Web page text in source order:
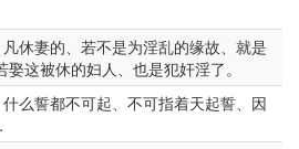
休妻的、若不是为淫乱的缘故、就是
这被休的妇人、也是犯奸淫了。
么誓都不可起、不可指着天起誓、因